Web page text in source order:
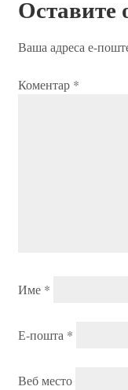
Оставите
Ваша адреса е-
Коментар *
Име *
Е-пошта *
Веб место